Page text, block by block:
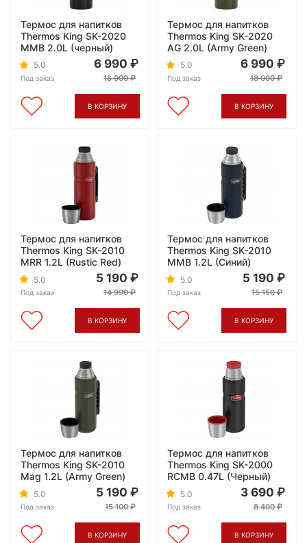
Термос для напитков
Thermos King SK-2020
MMB 2.0L (черный)
5.0
Под заказ
6 990
18 000
В КОРЗИНУ
Термос для напитков
Thermos King SK-2020
AG 2.0L (Army Green)
5.0
Под заказ
6 990
18 000
В КОРЗИНУ
Термос для напитков
Thermos King SK-2010
MRR 1.2L (Rustic Red)
5.0
Под заказ
5 190
14 990
В КОРЗИНУ
Термос для напитков
Thermos King SK-2010
MMB 1.2L (Синий)
5.0
Под заказ
5 190
15 150
В КОРЗИНУ
Термос для напитков
Thermos King SK-2010
Mag 1.2L (Army Green)
5.0
Под заказ
5 190
15 100
В КОРЗИНУ
Термос для напитков
Thermos King SK-2000
RCMB 0.47L (Черный)
5.0
Под заказ
3 690
8 400
В КОРЗИНУ